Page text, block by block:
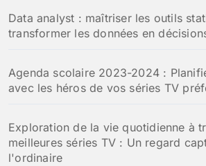
Data analyst : maîtriser les outils
transformer les données en
Agenda scolaire 2023-2024 :
avec les héros de vos séries TV
Exploration de la vie quotidienne à
meilleures séries TV : Un regard
l'ordinaire